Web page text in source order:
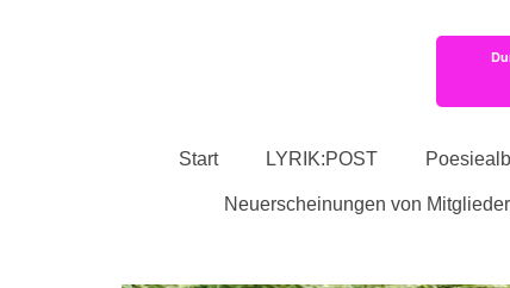
Start LYRIK:POST
Neuerscheinungen von